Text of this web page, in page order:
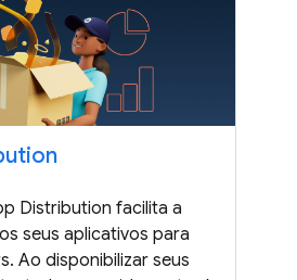
Distribution facilita a
seus aplicativos para
Ao disponibilizar seus